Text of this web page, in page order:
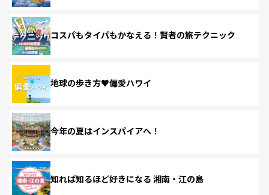
コスパもタイパもかなえる！賢者の旅テクニック
地球の歩き方♥偏愛ハワイ
今年の夏はインスパイアへ！
知れば知るほど好きになる 湘南・江の島